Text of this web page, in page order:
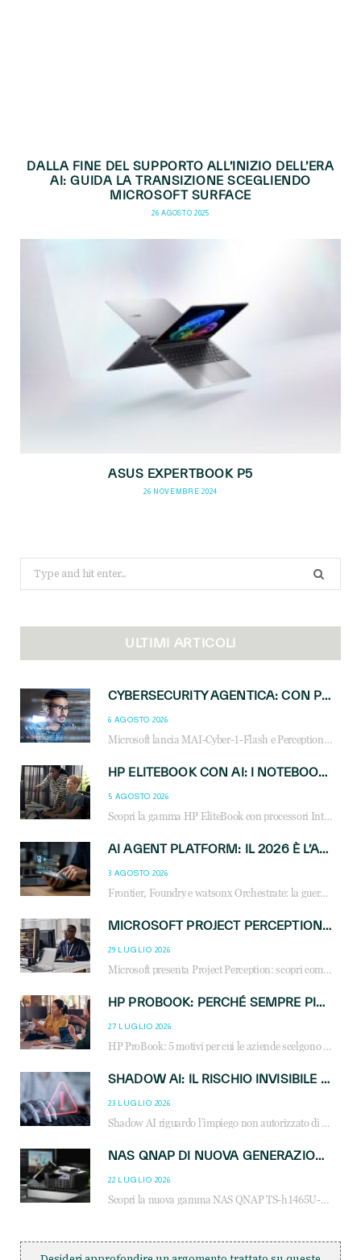
DALLA FINE DEL SUPPORTO ALL’INIZIO DELL’ERA
AI: GUIDA LA TRANSIZIONE SCEGLIENDO
MICROSOFT SURFACE
26 AGOSTO 2025
ASUS EXPERTBOOK P5
26 NOVEMBRE 2024
Search
for:
ULTIMI ARTICOLI
CYBERSECURITY AGENTICA: CON PERCEPTION E MAI-CYBER-1-FLASH MICROSOFT APRE NUOVI SERVIZI PER IL CANALE
6 AGOSTO 2026
Microsoft lancia MAI-Cyber-1-Flash e Perception: cybersecurity agentica in preview dal 3 novembre. Cosa cambia per MSP, system integrator e reseller.
HP ELITEBOOK CON AI: I NOTEBOOK BUSINESS INTELLIGENTI CHE TRASFORMANO PRODUTTIVITÀ, SICUREZZA E LAVORO IBRIDO
5 AGOSTO 2026
Scopri la gamma HP EliteBook con processori Intel® Core™ Ultra e AMD Ryzen™ AI. Notebook business progettati per aumentare la produttività, migliorare la collaborazione e garantire sicurezza avanzata in ufficio e in mobilità.
AI AGENT PLATFORM: IL 2026 È L’ANNO DEL «SISTEMA OPERATIVO» PER GLI AGENTI AZIENDALI
3 AGOSTO 2026
Frontier, Foundry e watsonx Orchestrate: la guerra delle piattaforme AI agent ridisegna il mercato IT. Cosa cambia per reseller, MSP e system integrator.
MICROSOFT PROJECT PERCEPTION: COME GLI AGENTI AI CAMBIERANNO SOC, CYBERSECURITY E SERVIZI MSP
29 LUGLIO 2026
Microsoft presenta Project Perception: scopri come gli agenti AI possono trasformare cybersecurity, SOC e servizi gestiti degli MSP.
HP PROBOOK: PERCHÉ SEMPRE PIÙ AZIENDE SCELGONO NOTEBOOK PROGETTATI PER IL LAVORO MODERNO
27 LUGLIO 2026
HP ProBook: 5 motivi per cui le aziende scelgono i notebook business HP per migliorare produttività, sicurezza e gestione dell’AI.
SHADOW AI: IL RISCHIO INVISIBILE CHE LE AZIENDE POSSONO GOVERNARE
23 LUGLIO 2026
Shadow AI riguardo l’impiego non autorizzato di sistemi AI all’interno dell’azienda. E’ una pratica che si diffonde a partire dai dipendenti fino ai dirigenti e mette a repentaglio la cybersecurity, con costi più elevati per le organizzazioni. Due recenti report illustrano il fenomeno e forniscono dati in merito
NAS QNAP DI NUOVA GENERAZIONE: PIÙ PRESTAZIONI, SCALABILITÀ E PROTEZIONE DEI DATI PER LE INFRASTRUTTURE IT MODERNE
22 LUGLIO 2026
Scopri la nuova gamma NAS QNAP TS-h1465U-RP, TS-h1065eU e TS-h665U: storage aziendale con ZFS, DDR5, E1.S NVMe e connettività 2.5GbE per backup, virtualizzazione e cybersecurity.